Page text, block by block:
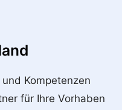
Kompetenzen
für Ihre Vorhaben